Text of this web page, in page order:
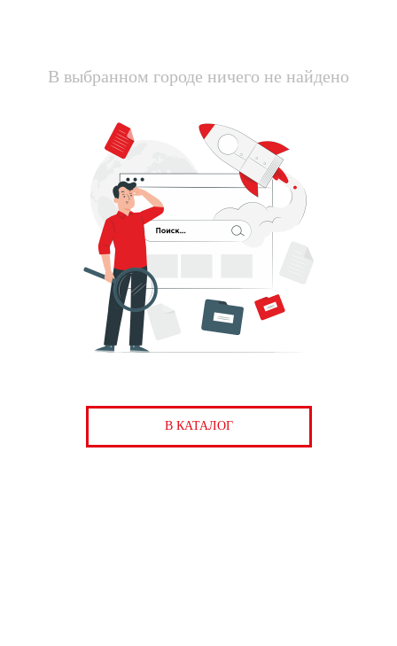
В выбранном городе ничего не найдено
В КАТАЛОГ